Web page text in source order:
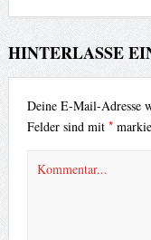
HINTERLASSE
Deine E-Mail-Adresse
Felder sind mit *